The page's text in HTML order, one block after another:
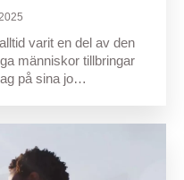
varit en del av den
människor tillbringar
på sina jo…